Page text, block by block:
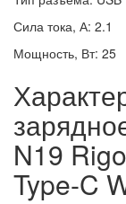
Сила тока, А: 2.1
Мощность, Вт: 25
N19
Type-C